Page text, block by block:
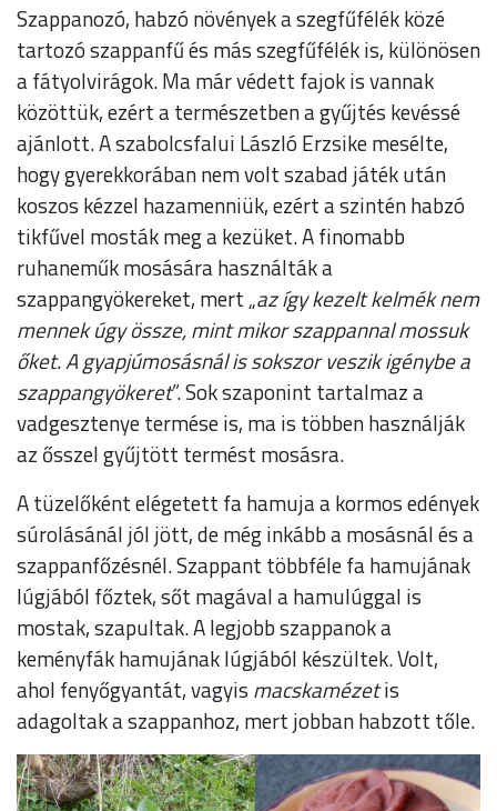
Szappanozó, habzó növények a szegfűfélék közé
tartozó szappanfű és más szegfűfélék is, különösen
a fátyolvirágok. Ma már védett fajok is vannak
közöttük, ezért a természetben a gyűjtés kevéssé
ajánlott. A szabolcsfalui László Erzsike mesélte,
hogy gyerekkorában nem volt szabad játék után
koszos kézzel hazamenniük, ezért a szintén habzó
tikfűvel mosták meg a kezüket. A finomabb
ruhaneműk mosására használták a
szappangyökereket, mert „az így kezelt kelmék nem
mennek úgy össze, mint mikor szappannal mossuk
őket. A gyapjúmosásnál is sokszor veszik igénybe a
szappangyökeret”. Sok szaponint tartalmaz a
vadgesztenye termése is, ma is többen használják
az ősszel gyűjtött termést mosásra.
A tüzelőként elégetett fa hamuja a kormos edények
súrolásánál jól jött, de még inkább a mosásnál és a
szappanfőzésnél. Szappant többféle fa hamujának
lúgjából főztek, sőt magával a hamulúggal is
mostak, szapultak. A legjobb szappanok a
keményfák hamujának lúgjából készültek. Volt,
ahol fenyőgyantát, vagyis macskamézetis
adagoltak a szappanhoz, mert jobban habzott tőle.